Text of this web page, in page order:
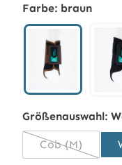
Farbe: braun
Größenauswahl:
Cob (M)
(Diese